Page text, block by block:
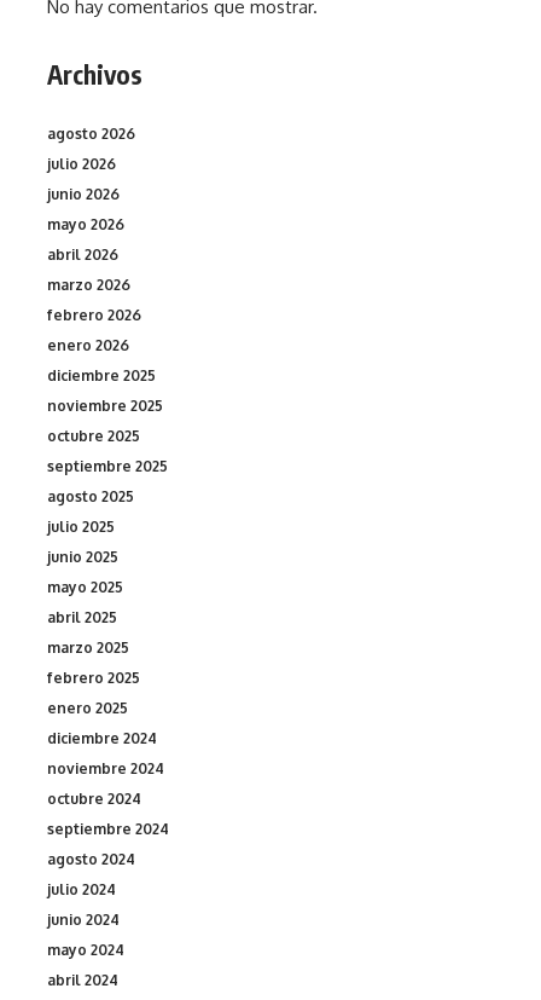
No hay comentarios que mostrar.
Archivos
agosto 2026
julio 2026
junio 2026
mayo 2026
abril 2026
marzo 2026
febrero 2026
enero 2026
diciembre 2025
noviembre 2025
octubre 2025
septiembre 2025
agosto 2025
julio 2025
junio 2025
mayo 2025
abril 2025
marzo 2025
febrero 2025
enero 2025
diciembre 2024
noviembre 2024
octubre 2024
septiembre 2024
agosto 2024
julio 2024
junio 2024
mayo 2024
abril 2024